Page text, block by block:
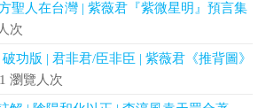
聖人在台灣 | 紫薇君『紫微星明』預言集
次
功版 | 君非君/臣非臣 | 紫薇君《推背圖》
瀏覽人次